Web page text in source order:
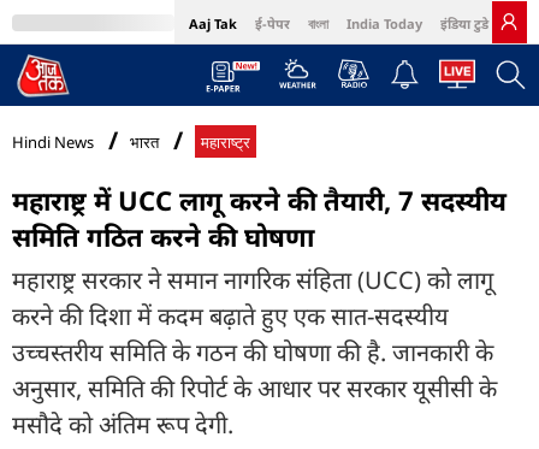
Aaj Tak ई-पेपर বাংলা India Today इंडिया टुडे हिंदी
MumbaiTak Cosmopolitan Harper's Bazaar Northeast
Hindi News भारत महाराष्ट्र
महाराष्ट्र में UCC लागू करने की तैयारी, 7 सदस्यीय
समिति गठित करने की घोषणा
महाराष्ट्र सरकार ने समान नागरिक संहिता (UCC) को लागू
करने की दिशा में कदम बढ़ाते हुए एक सात-सदस्यीय
उच्चस्तरीय समिति के गठन की घोषणा की है. जानकारी के
अनुसार, समिति की रिपोर्ट के आधार पर सरकार यूसीसी के
मसौदे को अंतिम रूप देगी.